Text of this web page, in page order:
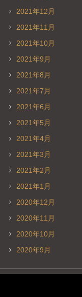
2021年12月
2021年11月
2021年10月
2021年9月
2021年8月
2021年7月
2021年6月
2021年5月
2021年4月
2021年3月
2021年2月
2021年1月
2020年12月
2020年11月
2020年10月
2020年9月